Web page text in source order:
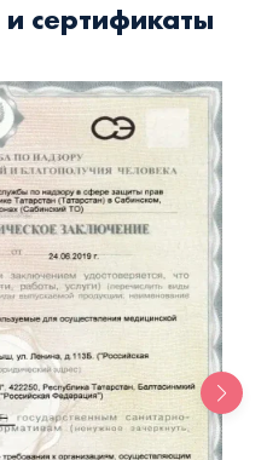
сертификаты